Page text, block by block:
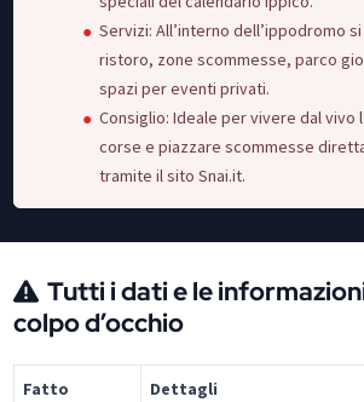
Servizi: All’interno dell’ippodromo
ristoro, zone scommesse, parco
spazi per eventi privati.
Consiglio: Ideale per vivere dal vivo
corse e piazzare scommesse
tramite il sito Snai.it.
Tutti i dati e le
colpo d’occhio
Fatto Dettagli